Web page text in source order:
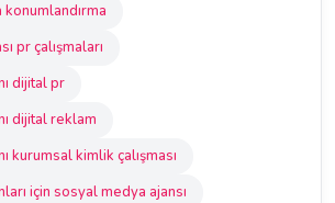
pr çalışmaları
dijital pr
dijital reklam
kurumsal kimlik çalışması
için sosyal medya ajansı